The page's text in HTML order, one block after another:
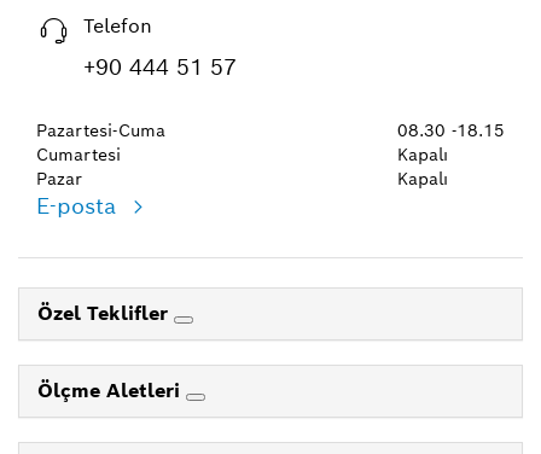
Telefon
+90 444 51 57
Pazartesi-Cuma
Cumartesi
Pazar
08.30 -18.15
Kapalı
Kapalı
E-posta
Özel Teklifler
Ölçme Aletleri